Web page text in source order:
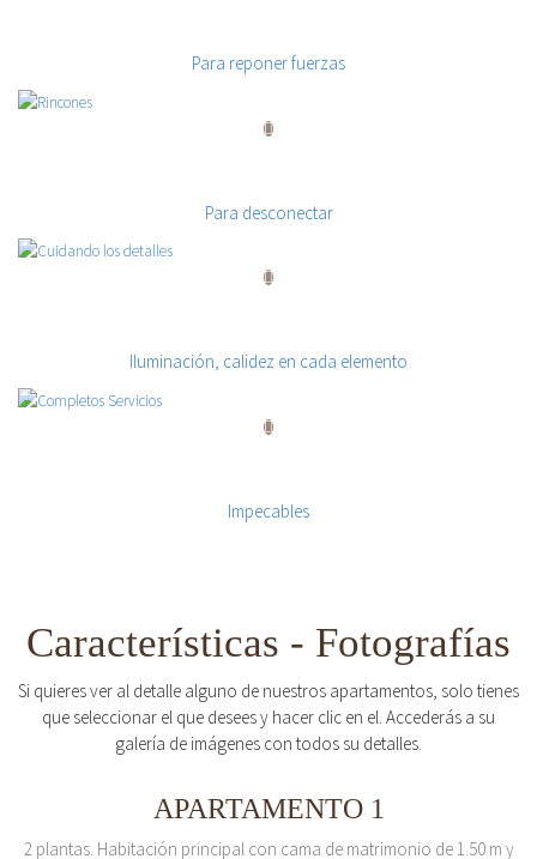
Para reponer fuerzas
Para desconectar
Iluminación, calidez en cada elemento
Impecables
Características - Fotografías
Si quieres ver al detalle alguno de nuestros apartamentos, solo tienes
que seleccionar el que desees y hacer clic en el. Accederás a su
galería de imágenes con todos su detalles.
APARTAMENTO 1
2 plantas. Habitación principal con cama de matrimonio de 1.50 m y